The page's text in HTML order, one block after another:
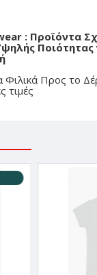
: Προϊόντα
Ποιότητας
Προς το
τιμές